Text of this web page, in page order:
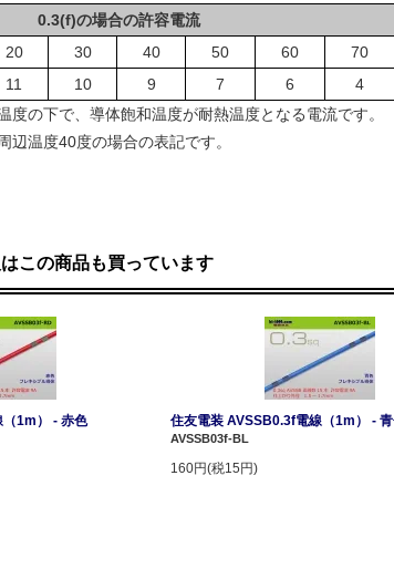
0.3(f)の場合の許容電流
20 30 40 50 60
70
11 10 9 7 6
4
の下で、導体飽和温度が耐熱温度となる電流です。
温度40度の場合の表記です。
この商品も買っています
1m） - 赤色 住友電装 AVSSB0.3f電線（1m） -
AVSSB03f-BL
160円(税15円)